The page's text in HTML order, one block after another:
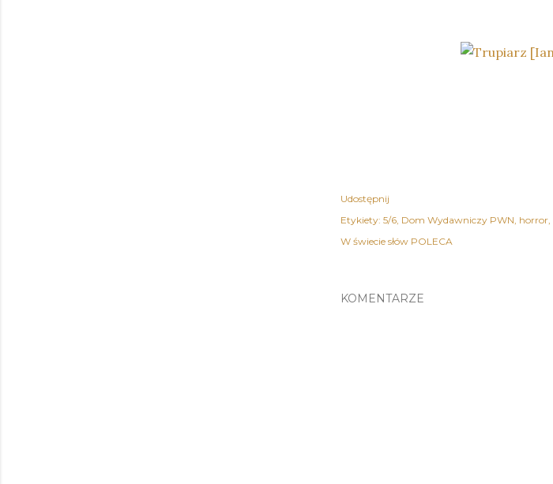
Udostępnij
Etykiety: 5/6 Dom Wydawniczy PWN horror
W świecie słów POLECA
KOMENTARZE